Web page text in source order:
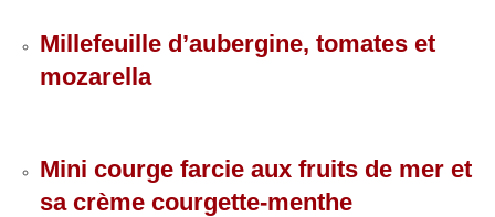
Millefeuille d’aubergine, tomates et
mozarella
Mini courge farcie aux fruits de mer et
sa crème courgette-menthe